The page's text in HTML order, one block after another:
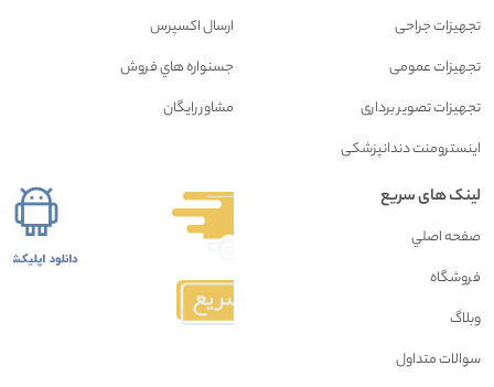
تجهیزات جراحی
تجهیزات عمومی
تجهیزات تصویر برداری
اینسترومنت دندانپزشکی
ارسال اکسپرس
جسنواره هاي فروش
مشاور رايگان
لینک های سریع
صفحه اصلي
فروشگاه
وبلاگ
سوالات متداول